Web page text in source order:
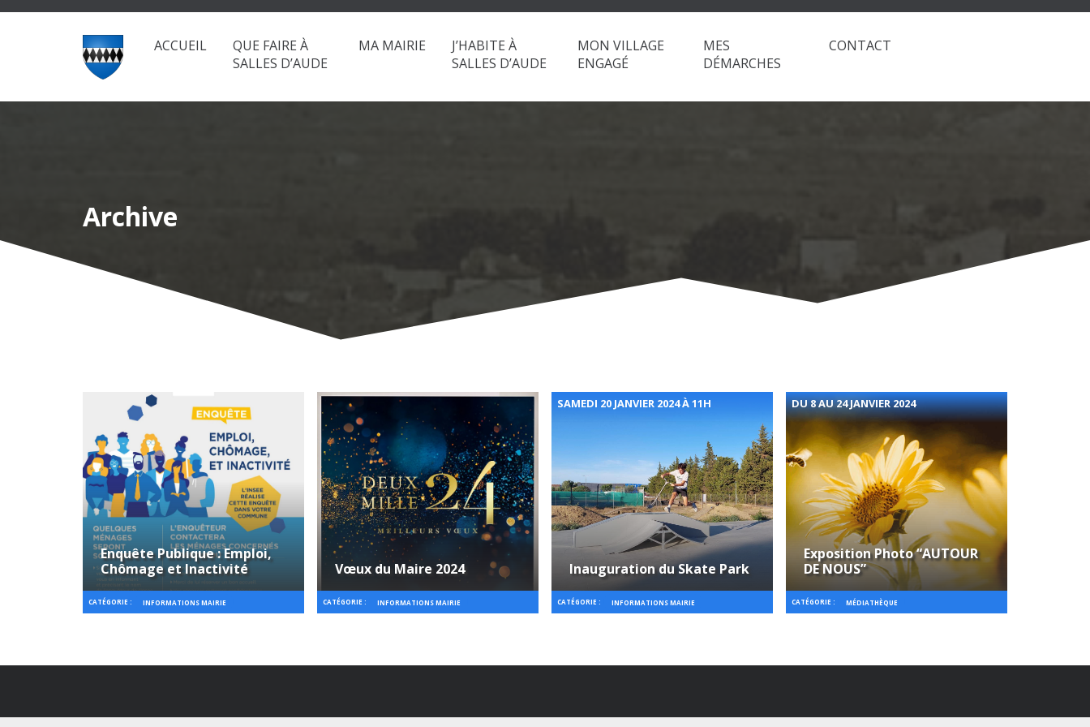
ACCUEIL
QUE FAIRE À
SALLES D’AUDE
MA MAIRIE
J’HABITE À
SALLES D’AUDE
MON VILLAGE
ENGAGÉ
MES
DÉMARCHES
CONTACT
Archive
CATÉGORIE : INFORMATIONS MAIRIE
Enquête Publique : Emploi,
Chômage et Inactivité
CATÉGORIE : INFORMATIONS MAIRIE
Vœux du Maire 2024
SAMEDI 20 JANVIER 2024 À 11H
CATÉGORIE : INFORMATIONS MAIRIE
Inauguration du Skate Park
DU 8 AU 24 JANVIER 2024
CATÉGORIE : MÉDIATHÈQUE
Exposition Photo “AUTOUR
DE NOUS”